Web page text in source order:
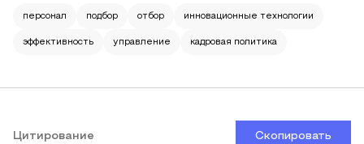
персонал подбор отбор инновационные технологии
эффективность управление кадровая политика
Цитирование Скопировать